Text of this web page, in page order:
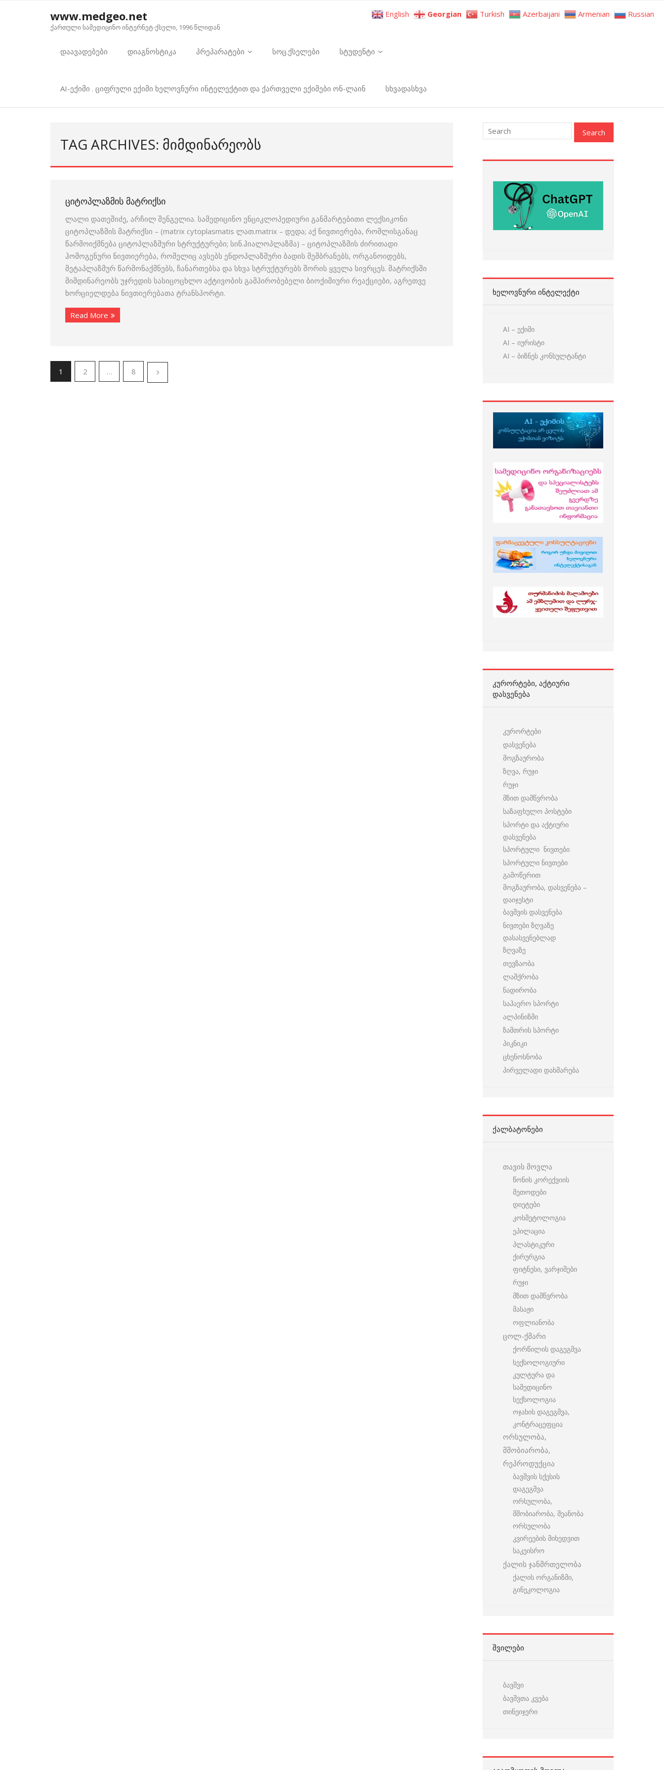
www.medgeo.net
ქართული სამედიცინო ინტერნეტ-ქსელი, 1996 წლიდან
დაავადებები დიაგნოსტიკა პრეპარატები სოც.ქსელები სტუდენტი
AI-ექიმი . ციფრული ექიმი ხელოვნური ინტელექტით და ქართველი ექიმები ონ-ლაინ სხვადასხვა
TAG ARCHIVES: ᲛᲘᲛᲓᲘᲜᲐᲠᲔᲝᲑᲡ
ᲪᲘᲢᲝᲞᲚᲐᲖᲛᲘᲡ ᲛᲐᲢᲠᲘᲥᲡᲘ
ლალი დათეშიძე, არჩილ შენგელია. სამედიცინო ენციკლოპედიური განმარტებითი ლექსიკონი
ციტოპლაზმის მატრიქსი – (matrix cytoplasmatis ლათ.matrix – დედა; აქ ნივთიერება, რომლისგანაც
წარმოიქმნება ციტოპლაზმური სტრუქტურები; სინ.ჰიალოპლაზმა) – ციტოპლაზმის ძირითადი
ჰომოგენური ნივთიერება, რომელიც ავსებს ენდოპლაზმური ბადის მემ­ბრანებს, ორგანოიდებს,
მეტაპლაზმურ წარმონაქმნებს, ჩანართებსა და სხვა სტრუქტურებს შორის ყველა სივრცეს. მატრიქსში
მიმდი­ნარეობს უჯრედის სასიცოცხლო აქტივობის გამპირობებელი ბიოქი­მიური რეაქციები, აგრეთვე
ხორციელდება ნივთიერებათა ტრანსპორტი.
Read More
1 2 … 8
ᲮᲔᲚᲝᲕᲜᲣᲠᲘ ᲘᲜᲢᲔᲚᲔᲥᲢᲘ
AI – ექიმი
AI – იურისტი
AI – ბიზნეს კონსულტანტი
ᲙᲣᲠᲝᲠᲢᲔᲑᲘ, ᲐᲥᲢᲘᲣᲠᲘ
ᲓᲐᲡᲕᲔᲜᲔᲑᲐ
კურორტები
დასვენება
მოგზაურობა
ზღვა, რუჯი
რუჯი
მზით დამწვრობა
საზაფხულო პოსტები
სპორტი და აქტიური
დასვენება
სპორტული ნივთები
სპორტული ნივთები
გამოწერით
მოგზაურობა, დასვენება –
დაიჯესტი
ბავშვის დასვენება
ნივთები ზღვაზე
დასასვენებლად
ზღვაზე
თევზაობა
ლაშქრობა
ნადირობა
საჰაერო სპორტი
ალპინიზმი
ზამთრის სპორტი
პიკნიკი
ცხენოსნობა
პირველადი დახმარება
ᲥᲐᲚᲑᲐᲢᲝᲜᲔᲑᲘ
თავის მოვლა
წონის კორექვიის
მეთოდები
დიეტები
კოსმეტოლოგია
ეპილაცია
პლასტიკური
ქირურგია
ფიტნესი, ვარჯიშები
რუჯი
მზით დამწვრობა
მასაჟი
ოფლიანობა
ცოლ-ქმარი
ქორწილის დაგეგმვა
სექსოლოგიური
კულტურა და
სამედიცინო
სექსოლოგია
ოჯახის დაგეგმვა,
კონტრაცეფცია
ორსულობა,
მშობიარობა,
რეპროდუქცია
ბავშვის სქესის
დაგეგმვა
ორსულობა,
მშობიარობა, მეანობა
ორსულობა
კვირეების მიხედვით
საკეისრო
ქალის ჯანმრთელობა
ქალის ორგანიზმი,
გინეკოლოგია
ᲨᲕᲘᲚᲔᲑᲘ
ბავშვი
ბავშვთა კვება
თინეიჯერი
English Georgian Turkish Azerbaijani Armenian Russian